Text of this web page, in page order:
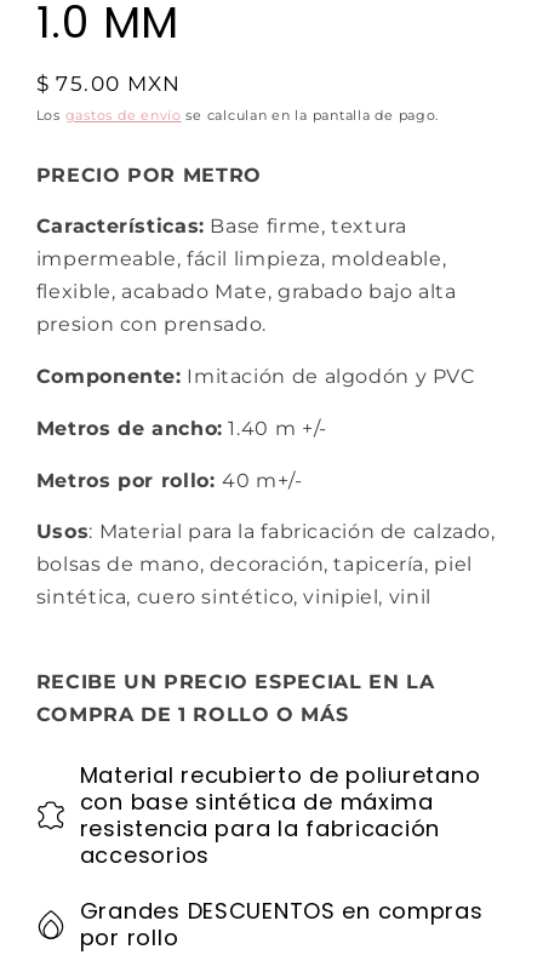
1.0 MM
$ 75.00 MXN
Los gastos de envío se calculan en la pantalla de pago.
PRECIO POR METRO
Características: Base firme, textura
impermeable, fácil limpieza, moldeable,
flexible, acabado Mate, grabado bajo alta
presion con prensado.
Componente: Imitación de algodón y PVC
Metros de ancho: 1.40 m +/-
Metros por rollo:40 m+/-
Usos: Material para la fabricación de calzado,
bolsas de mano, decoración, tapicería, piel
sintética, cuero sintético, vinipiel, vinil
RECIBE UN PRECIO ESPECIAL EN LA
COMPRA DE 1 ROLLO O MÁS
Material recubierto de poliuretano
con base sintética de máxima
resistencia para la fabricación
accesorios
Grandes DESCUENTOS en compras
por rollo